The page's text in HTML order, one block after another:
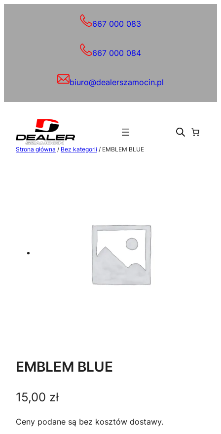
667 000 083
667 000 084
biuro@dealerszamocin.pl
Strona główna / Bez kategorii / EMBLEM BLUE
EMBLEM BLUE
15,00 zł
Ceny podane są bez kosztów dostawy.